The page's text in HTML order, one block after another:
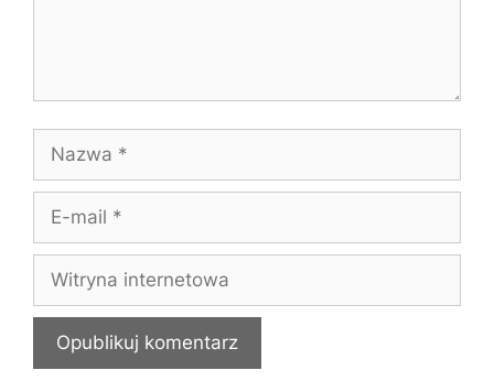
Nazwa
Witryna
internetowa